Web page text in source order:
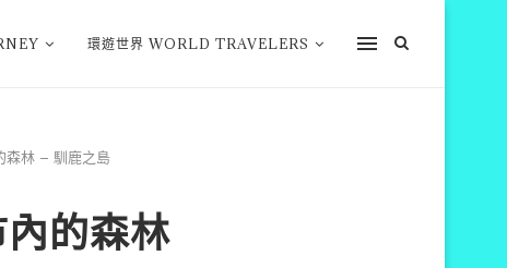
環遊世界 WORLD TRAVELERS
林 – 馴鹿之島
的森林